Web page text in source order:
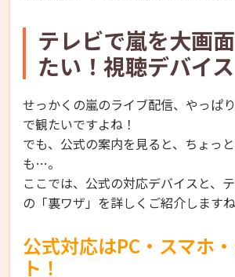
テレビで嵐を大画
たい！視聴デバイ
せっかくの嵐のライブ配信、やっぱ
で観たいですよね！
でも、公式の案内を見ると、ちょっ
も…。
ここでは、公式の対応デバイスと、
の「裏ワザ」を詳しくご紹介しますね
公式対応はPC・スマホ
ト！